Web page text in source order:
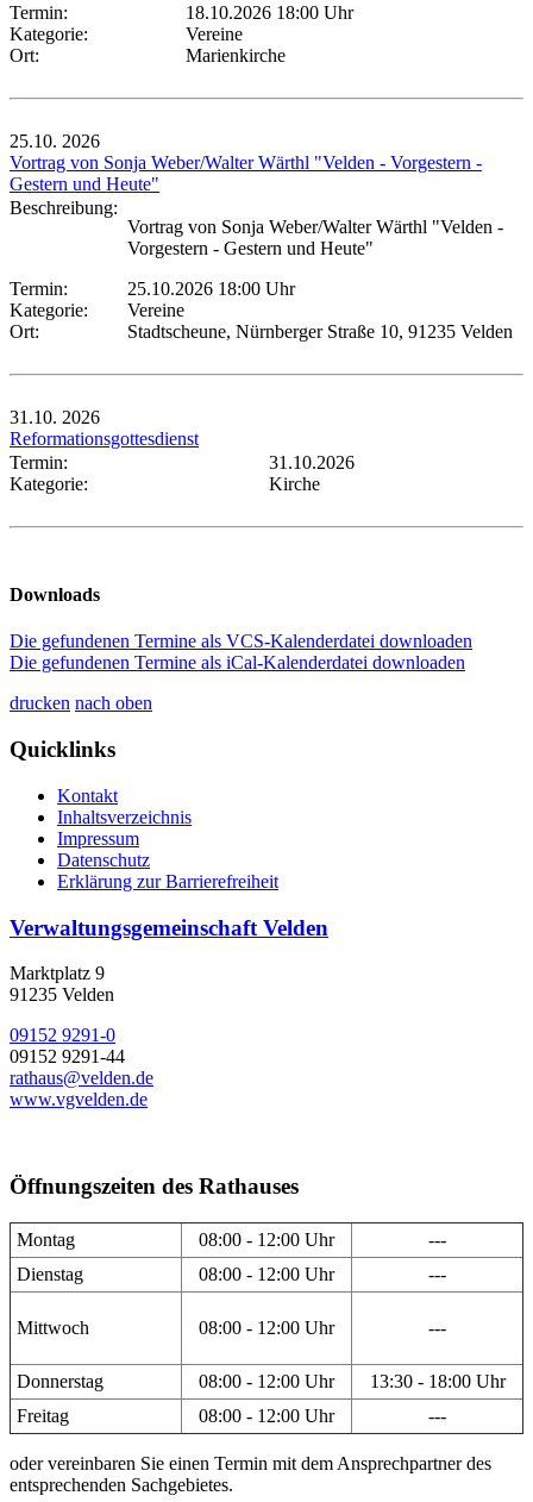
Termin:
18.10.2026 18:00 Uhr
Kategorie:
Vereine
Ort:
Marienkirche
25.10. 2026
Vortrag von Sonja Weber/Walter Wärthl "Velden - Vorgestern -
Gestern und Heute"
Beschreibung:
Vortrag von Sonja Weber/Walter Wärthl "Velden -
Vorgestern - Gestern und Heute"
Termin:
25.10.2026 18:00 Uhr
Kategorie:
Vereine
Ort:
Stadtscheune, Nürnberger Straße 10, 91235 Velden
31.10. 2026
Reformationsgottesdienst
Termin:
31.10.2026
Kategorie:
Kirche
Downloads
Die gefundenen Termine als VCS-Kalenderdatei downloaden
Die gefundenen Termine als iCal-Kalenderdatei downloaden
drucken nach oben
Quicklinks
Kontakt
Inhaltsverzeichnis
Impressum
Datenschutz
Erklärung zur Barrierefreiheit
Verwaltungsgemeinschaft Velden
Marktplatz 9
91235 Velden
09152 9291-0
09152 9291-44
rathaus@velden.de
www.vgvelden.de
Öffnungszeiten des Rathauses
Montag 08:00 - 12:00 Uhr
---
Dienstag
08:00 - 12:00 Uhr ---
Mittwoch 08:00 - 12:00 Uhr ---
Donnerstag 08:00 - 12:00 Uhr
13:30 - 18:00 Uhr
Freitag
08:00 - 12:00 Uhr ---
oder vereinbaren Sie einen Termin mit dem Ansprechpartner des
entsprechenden Sachgebietes.